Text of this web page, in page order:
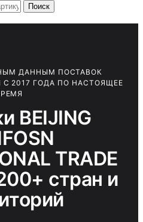
Поиск
ДАННЫМ ПОСТАВОК
2017 ГОДА ПО НАСТОЯЩЕЕ
BEIJING
TRADE
стран и